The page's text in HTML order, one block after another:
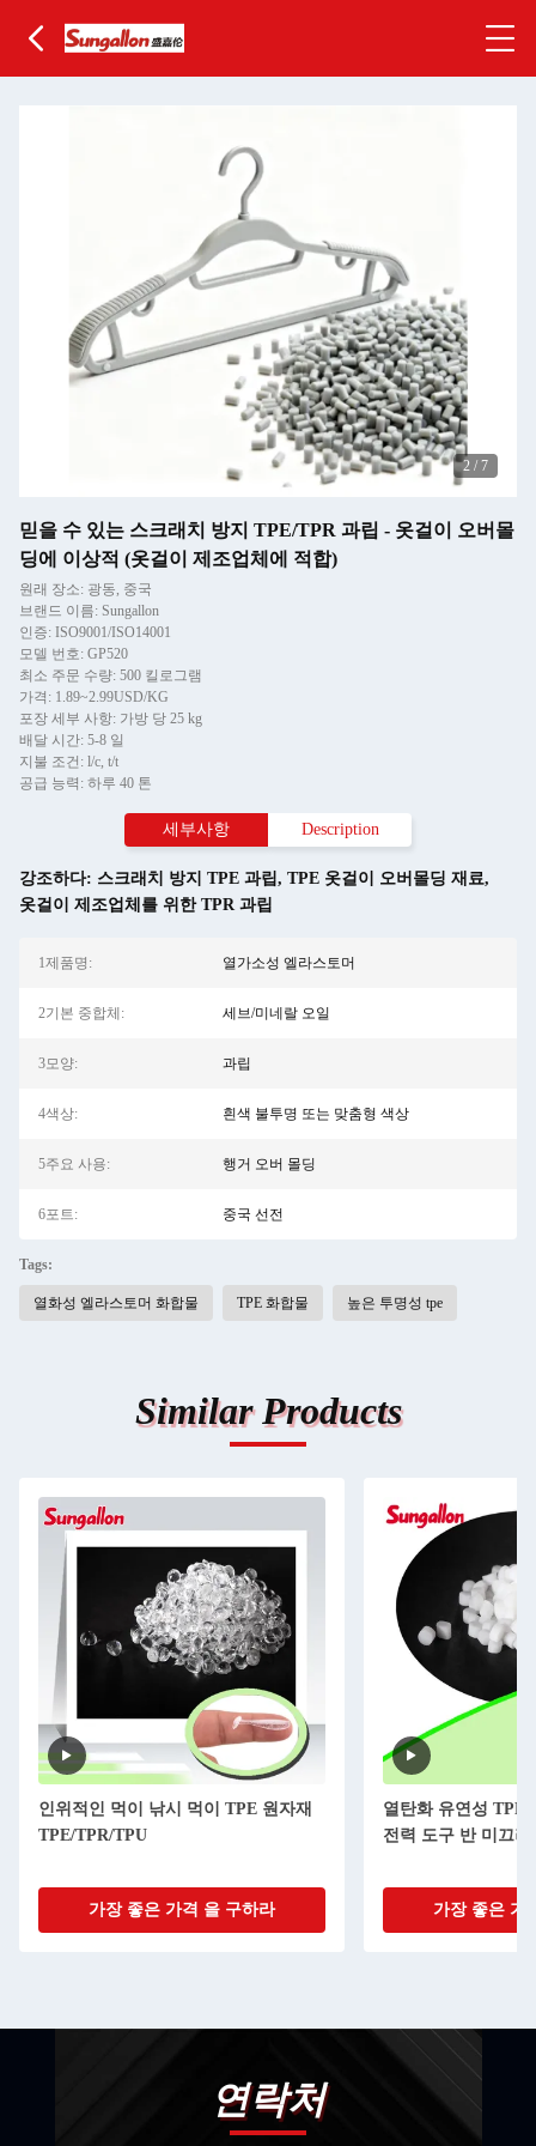
3 / 7
믿을 수 있는 스크래치 방지 TPE/TPR 과립 - 옷걸이 오버몰
딩에 이상적 (옷걸이 제조업체에 적합)
원래 장소: 광동, 중국
브랜드 이름: Sungallon
인증: ISO9001/ISO14001
모델 번호: GP520
최소 주문 수량: 500 킬로그램
가격: 1.89~2.99USD/KG
포장 세부 사항: 가방 당 25 kg
배달 시간: 5-8 일
지불 조건: l/c, t/t
공급 능력: 하루 40 톤
세부사항 Description
강조하다: 스크래치 방지 TPE 과립, TPE 옷걸이 오버몰딩 재료,
옷걸이 제조업체를 위한 TPR 과립
1제품명: 열가소성 엘라스토머
2기본 중합체: 세브/미네랄 오일
3모양: 과립
4색상: 흰색 불투명 또는 맞춤형 색상
5주요 사용: 행거 오버 몰딩
6포트: 중국 선전
Tags:
열화성 엘라스토머 화합물 TPE 화합물 높은 투명성 tpe
Similar Products
열탄화 유연성 TPE 유연성 물질 입자
전력 도구 반 미끄러기 물질
가장 좋은 가격 을 구하라
다른 강도
인솔
가장 좋
연락처